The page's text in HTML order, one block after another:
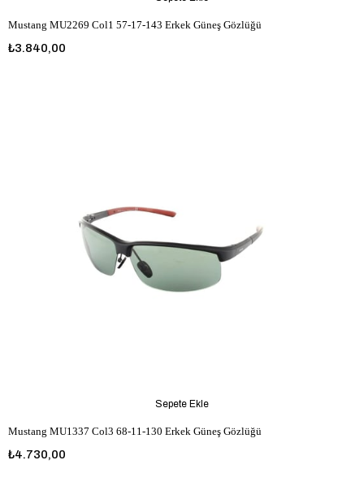
Mustang MU2269 Col1 57-17-143 Erkek Güneş Gözlüğü
₺3.840,00
Mustang MU1337 Col3 68-11-130 Erkek Güneş Gözlüğü
₺4.730,00
Sepete Ekle